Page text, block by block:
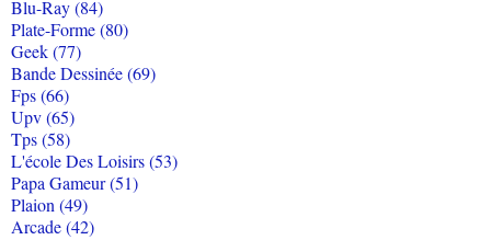
Blu-Ray (84)
Plate-Forme (80)
Geek (77)
Bande Dessinée (69)
Fps (66)
Upv (65)
Tps (58)
L'école Des Loisirs (53)
Papa Gameur (51)
Plaion (49)
Arcade (42)